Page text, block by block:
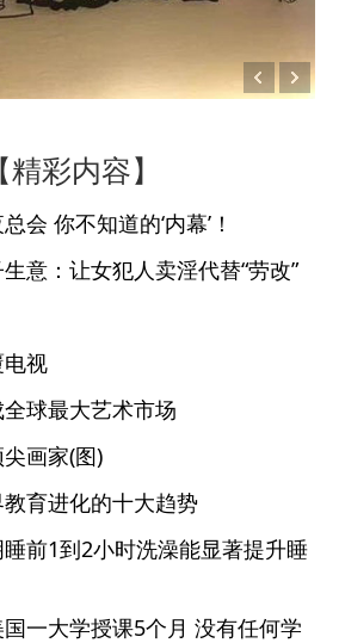
【精彩内容】
会 你不知道的‘内幕’！
意：让女犯人卖淫代替“劳改”
视
球最大艺术市场
画家(图)
育进化的十大趋势
前1到2小时洗澡能显著提升睡
一大学授课5个月 没有任何学